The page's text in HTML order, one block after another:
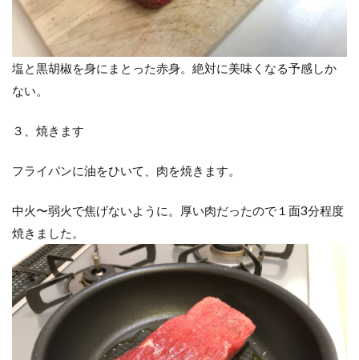
塩と黒胡椒を身にまとった赤身。絶対に美味くなる予感しか
ない。
３、焼きます
フライパンに油をひいて、肉を焼きます。
中火〜弱火で焦げないように。厚い肉だったので１面3分程度
焼きました。